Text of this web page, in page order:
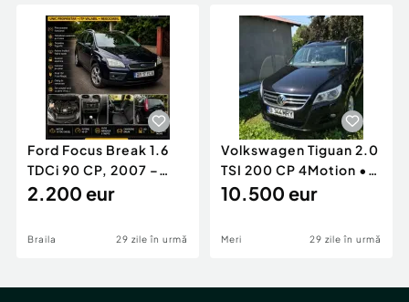
Servicii
Animale de companie
Afaceri și echipamente profesionale
Inchiriere Bunuri si Vehicule
Utilaje agricole si industriale
Piese auto si accesorii
Dacia Duster
Ford Focus Break 1.6
TDCi 90 CP, 2007 –
Unic proprietar, ITP
2.200 eur
Braila 29 zile în urmă
Volkswagen Tiguan 2.0
TSI 200 CP 4Motion •
2009 • Manual •
10.500 eur
Meri 29 zile în urmă